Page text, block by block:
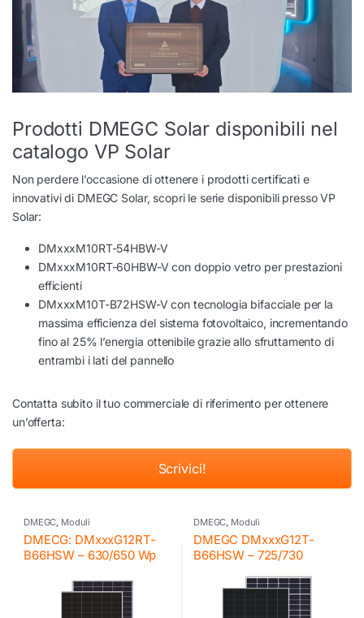
Prodotti DMEGC Solar disponibili nel
catalogo VP Solar
Non perdere l’occasione di ottenere i prodotti certificati e
innovativi di DMEGC Solar, scopri le serie disponibili presso VP
Solar:
DMxxxM10RT-54HBW-V
DMxxxM10RT-60HBW-V con doppio vetro per prestazioni
efficienti
DMxxxM10T-B72HSW-V con tecnologia bifacciale per la
massima efficienza del sistema fotovoltaico, incrementando
fino al 25% l’energia ottenibile grazie allo sfruttamento di
entrambi i lati del pannello
Contatta subito il tuo commerciale di riferimento per ottenere
un’offerta:
Scrivici!
DMEGC, Moduli
DMECG: DMxxxG12RT-
B66HSW – 630/650 Wp
DMEGC, Moduli
DMEGC DMxxxG12T-
B66HSW – 725/730